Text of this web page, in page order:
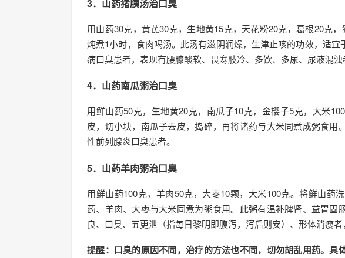
3．山药猪胰汤治口臭
用山药30克，黄芪30克，生地黄15克，天花粉20克，葛根20克
炖煮1小时，食肉喝汤。此汤有滋阴润燥，生津止咳的功效，适
病口臭患者，表现有腰膝酸软、畏寒肢冷、多饮、多尿、尿液混浊
4．山药南瓜粥治口臭
用鲜山药50克，生地黄20克，南瓜子10克，金樱子5克，大米
皮，切小块，南瓜子去皮，捣碎，再将诸药与大米同煮成粥食用
性前列腺炎口臭患者。
5．山药羊肉粥治口臭
用鲜山药100克，羊肉50克，大枣10颗，大米100克。将鲜山药
药、羊肉、大枣与大米同煮为粥食用。此粥有温补脾肾、益胃固
良、口臭、五更泄（指每日黎明即腹泻，泻后则安）、形体消瘦者
提醒：口臭的原因不同，治疗的方法也不同，切勿胡乱用药。具